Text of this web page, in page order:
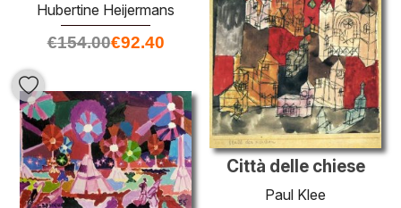
Hubertine Heijermans
€154.00€92.40
Città delle chiese
Paul Klee